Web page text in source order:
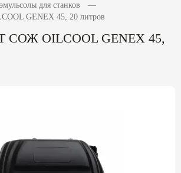
для станков
GENEX 45, 20 литров
OILCOOL GENEX 45,